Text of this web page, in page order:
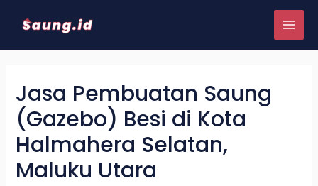
Jasa Pembuatan Saung
(Gazebo) Besi di Kota
Halmahera Selatan,
Maluku Utara